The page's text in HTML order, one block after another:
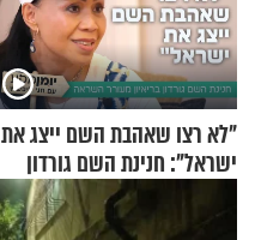
"לא רצו שאהבת השם ייצג את
ישראל": חנינת השם גורדון
בריאיון מעורר השראה